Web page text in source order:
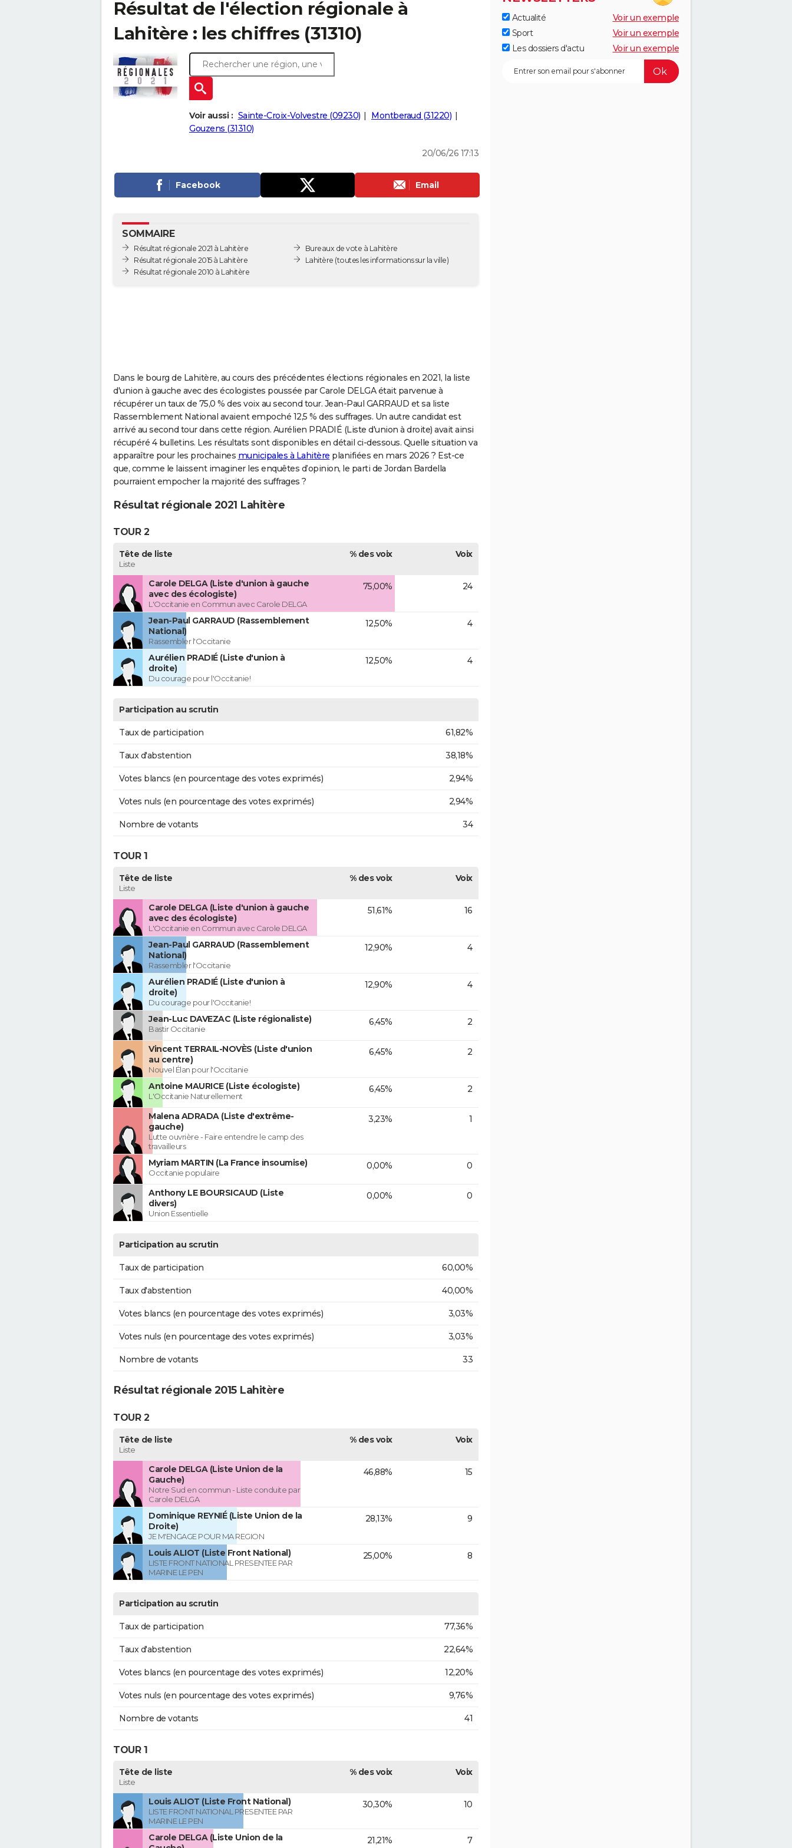
Résultat de l'élection régionale à
Lahitère : les chiffres (31310)
Voir aussi : Sainte-Croix-Volvestre (09230)
Montberaud (31220)
Gouzens (31310)
20/06/26 17:13
Facebook Email
SOMMAIRE
Résultat régionale 2021 à Lahitère
Résultat régionale 2015 à Lahitère
Résultat régionale 2010 à Lahitère
Bureaux de vote à Lahitère
Lahitère (toutes les informations sur la ville)
Dans le bourg de Lahitère, au cours des précédentes élections régionales en 2021, la liste
d'union à gauche avec des écologistes poussée par Carole DELGA était parvenue à
récupérer un taux de 75,0 % des voix au second tour. Jean-Paul GARRAUD et sa liste
Rassemblement National avaient empoché 12,5 % des suffrages. Un autre candidat est
arrivé au second tour dans cette région. Aurélien PRADIÉ (Liste d'union à droite) avait ainsi
récupéré 4 bulletins. Les résultats sont disponibles en détail ci-dessous. Quelle situation va
apparaître pour les prochaines municipales à Lahitère planifiées en mars 2026 ? Est-ce
que, comme le laissent imaginer les enquêtes d’opinion, le parti de Jordan Bardella
pourraient empocher la majorité des suffrages ?
Résultat régionale 2021 Lahitère
TOUR 2
Tête de liste
Liste
% des voix Voix
Carole DELGA (Liste d'union à gauche
avec des écologiste)
L'Occitanie en Commun avec Carole DELGA
75,00% 24
Jean-Paul GARRAUD (Rassemblement
National)
Rassembler l'Occitanie
12,50% 4
Aurélien PRADIÉ (Liste d'union à
droite)
Du courage pour l'Occitanie!
12,50% 4
Participation au scrutin
Taux de participation 61,82%
Taux d'abstention 38,18%
Votes blancs (en pourcentage des votes exprimés) 2,94%
Votes nuls (en pourcentage des votes exprimés) 2,94%
Nombre de votants 34
TOUR 1
Tête de liste
Liste
% des voix Voix
Carole DELGA (Liste d'union à gauche
avec des écologiste)
L'Occitanie en Commun avec Carole DELGA
51,61% 16
Jean-Paul GARRAUD (Rassemblement
National)
Rassembler l'Occitanie
12,90% 4
Aurélien PRADIÉ (Liste d'union à
droite)
Du courage pour l'Occitanie!
12,90% 4
Jean-Luc DAVEZAC (Liste régionaliste)
Bastir Occitanie
6,45% 2
Vincent TERRAIL-NOVÈS (Liste d'union
au centre)
Nouvel Élan pour l'Occitanie
6,45% 2
Antoine MAURICE (Liste écologiste)
L'Occitanie Naturellement
6,45% 2
Malena ADRADA (Liste d'extrême-
gauche)
Lutte ouvrière - Faire entendre le camp des
travailleurs
3,23% 1
Myriam MARTIN (La France insoumise)
Occitanie populaire
0,00% 0
Anthony LE BOURSICAUD (Liste
divers)
Union Essentielle
0,00% 0
Participation au scrutin
Taux de participation 60,00%
Taux d'abstention 40,00%
Votes blancs (en pourcentage des votes exprimés) 3,03%
Votes nuls (en pourcentage des votes exprimés) 3,03%
Nombre de votants 33
Résultat régionale 2015 Lahitère
TOUR 2
Tête de liste
Liste
% des voix Voix
Carole DELGA (Liste Union de la
Gauche)
Notre Sud en commun - Liste conduite par
Carole DELGA
46,88% 15
Dominique REYNIÉ (Liste Union de la
Droite)
JE M'ENGAGE POUR MA REGION
28,13% 9
Louis ALIOT (Liste Front National)
LISTE FRONT NATIONAL PRESENTEE PAR
MARINE LE PEN
25,00% 8
Participation au scrutin
Taux de participation 77,36%
Taux d'abstention 22,64%
Votes blancs (en pourcentage des votes exprimés) 12,20%
Votes nuls (en pourcentage des votes exprimés) 9,76%
Nombre de votants 41
TOUR 1
Tête de liste
Liste
% des voix Voix
Louis ALIOT (Liste Front National)
LISTE FRONT NATIONAL PRESENTEE PAR
MARINE LE PEN
30,30% 10
Carole DELGA (Liste Union de la
21,21% 7
Actualité
Voir un exemple
Sport
Voir un exemple
Les dossiers d'actu
Voir un exemple